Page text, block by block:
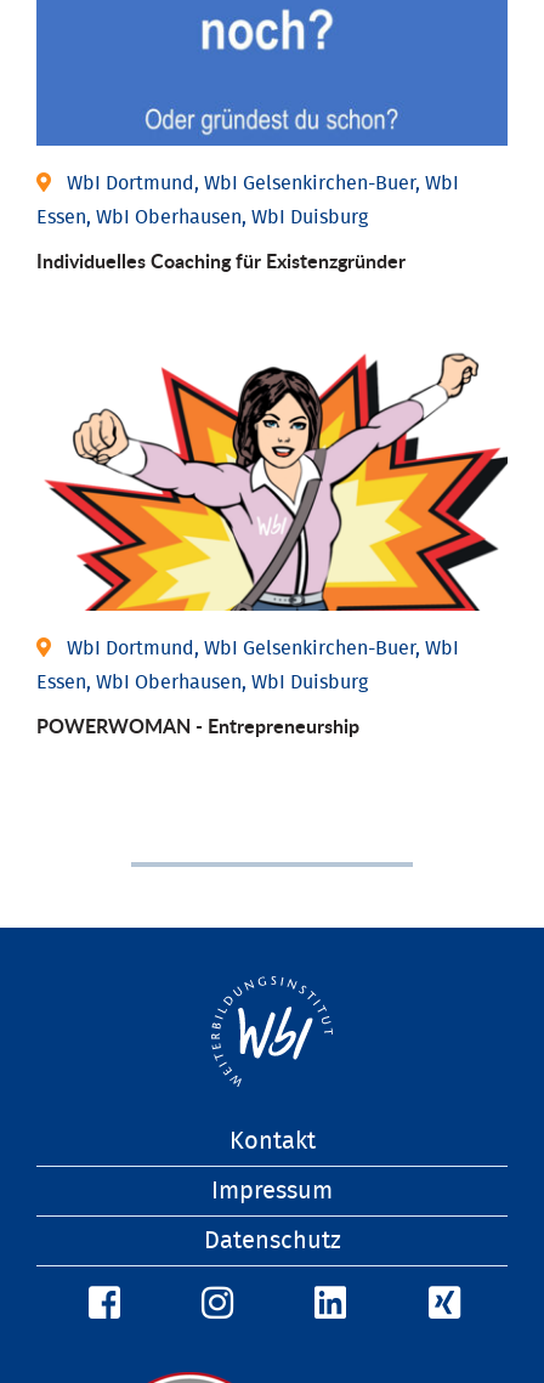
WbI Dortmund, WbI Gelsenkirchen-Buer, WbI
Essen, WbI Oberhausen, WbI Duisburg
Individu­elles Coaching für Existenz­gründer
WbI Dortmund, WbI Gelsenkirchen-Buer, WbI
Essen, WbI Oberhausen, WbI Duisburg
POWERWOMAN - Entrepreneurship
Kontakt
Impressum
Datenschutz